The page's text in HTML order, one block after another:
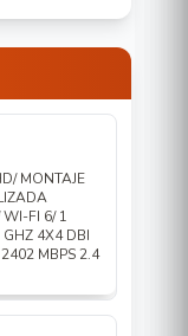
/ MU-MIMO
HASTA 500
MONTAJE
WI-FI 6/ 1
GHZ 4X4 DBI
MBPS 2.4